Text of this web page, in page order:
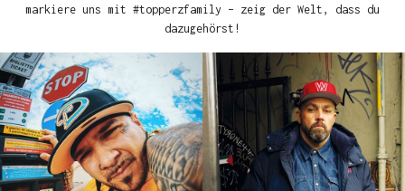
markiere uns mit #topperzfamily – zeig der Welt, dass du
dazugehörst!